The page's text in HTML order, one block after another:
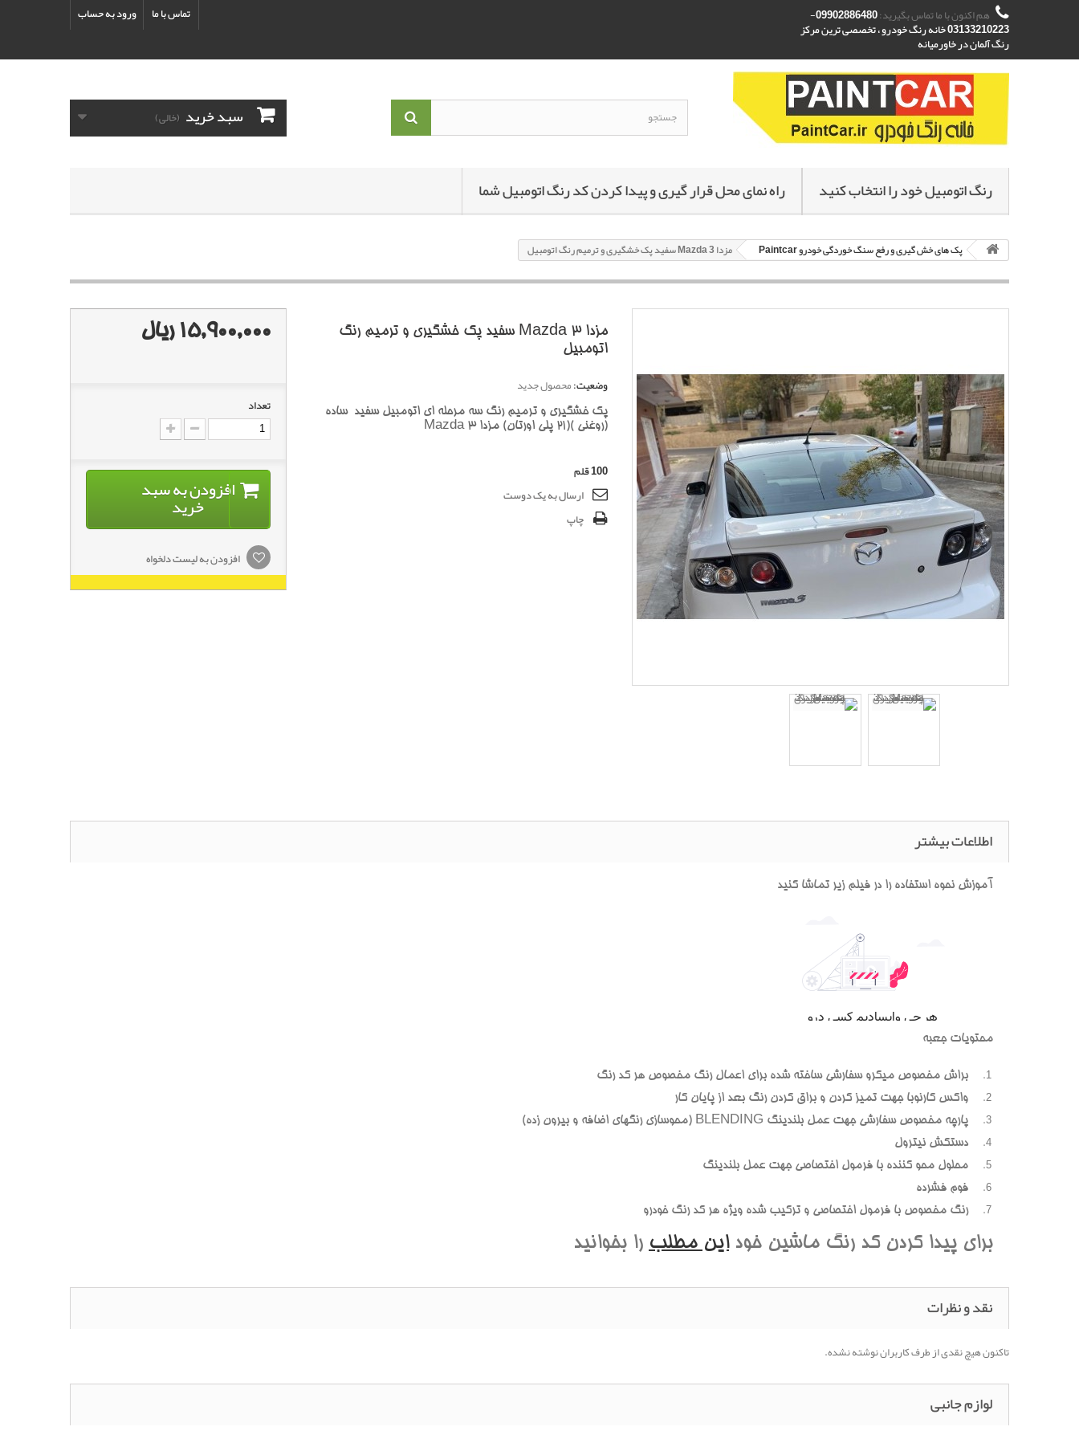
ورود به حساب تماس با ما هم اکنون با ما تماس بگیرید: 09902886480-
03133210223 خانه رنگ خودرو ، تخصصی ترین مرکز
رنگ آلمان در خاورمیانه
سبد خرید (خالی)
رنگ اتومبیل خود را انتخاب کنید راه نمای محل قرار گیری و پیدا کردن کد رنگ اتومبیل شما
پک های خش گیری و رفع سنگ خوردگی خودرو Paintcar مزدا 3 Mazda سفید پک خشگیری و ترمیم رنگ اتومبیل
مزدا 3 Mazda سفید پک خشگیری و ترمیم رنگ
اتومبیل
وضعیت:محصول جدید
پک خشگیری و ترمیم رنگ سه مرحله ای اتومبیل سفید ساده
(روغنی )(21 پلی اورتان) مزدا 3 Mazda
100قلم
ارسال به یک دوست
چاپ
15,900,000 ریال
تعداد
افزودن به سبد
خرید
افزودن به لیست دلخواه
اطلاعات بیشتر
آموزش نحوه استفاده را در فیلم زیر تماشا کنید
محتویات جعبه
براش مخصوص میکرو سفارشی ساخته شده برای اعمال رنگ مخصوص هر کد رنگ
واکس کارنوبا جهت تمیز کردن و براق کردن رنگ بعد از پایان کار
پارچه مخصوص سفارشی جهت عمل بلندینگ BLENDING (محوسازی رنگهای اضافه و بیرون زده)
دستکش نیترول
محلول محو کننده با فرمول اختصاصی جهت عمل بلندینگ
فوم فشرده
رنگ مخصوص با فرمول اختصاصی و ترکیب شده ویژه هر کد رنگ خودرو
برای پیدا کردن کد رنگ ماشین خوداین مطلب را بخوانید
نقد و نظرات
تاکنون هیچ نقدی از طرف کاربران نوشته نشده.
لوازم جانبی